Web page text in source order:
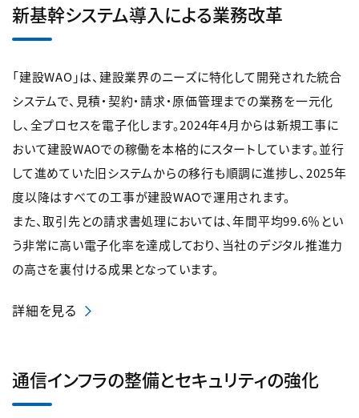
新基幹システム導入による業務改革
「建設WAO」は、建設業界のニーズに特化して開発された統合
システムで、見積・契約・請求・原価管理までの業務を一元化
し、全プロセスを電子化します。2024年4月からは新規工事に
おいて建設WAOでの稼働を本格的にスタートしています。並行
して進めていた旧システムからの移行も順調に進捗し、2025年
度以降はすべての工事が建設WAOで運用されます。
また、取引先との請求書処理においては、年間平均99.6％とい
う非常に高い電子化率を達成しており、当社のデジタル推進力
の高さを裏付ける成果となっています。
詳細を見る
通信インフラの整備とセキュリティの強化